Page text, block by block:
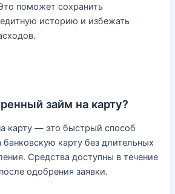
поможет сохранить
историю и избежать
займ на карту?
карту — это быстрый способ
банковскую карту без длительных
Средства доступны в течение
одобрения заявки.